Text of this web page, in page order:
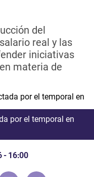
del
real y las
iniciativas
materia de
por el temporal en
- 16:00